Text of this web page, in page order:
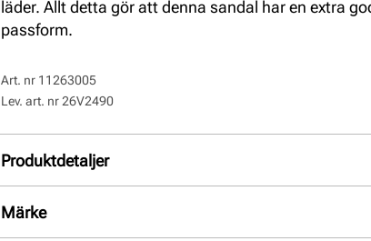
läder. Allt detta gör att denna sandal har en extra
passform.
Art. nr 11263005
Lev. art. nr26V2490
Produktdetaljer
:Skinn
Märke